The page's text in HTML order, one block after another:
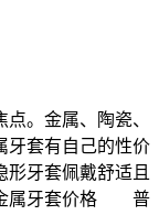
。金属、陶瓷、
牙套有自己的性价
形牙套佩戴舒适且
金属牙套价格 普